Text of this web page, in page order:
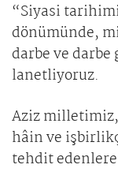
“Siyasi
dönümünde,
darbe ve
lanetliyoruz.
Aziz
hâin ve
tehdit